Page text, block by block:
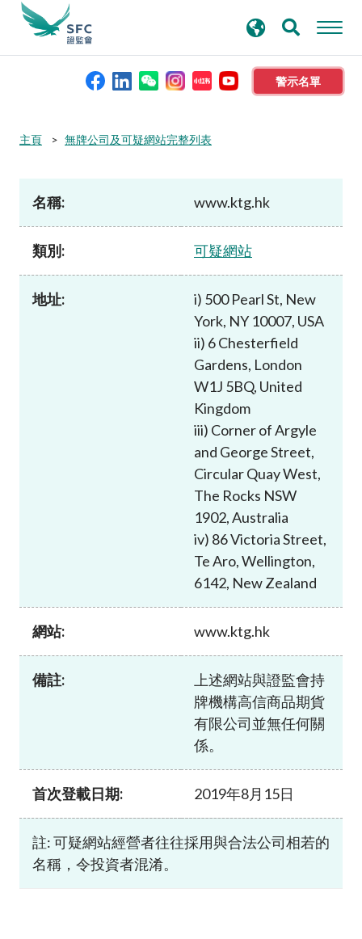
警示名單
本會簡介
規則及標準
資料庫
尋
主頁 無牌公司及可疑網站完整列表
名稱: www.ktg.hk
類別: 可疑網站
地址:
i) 500 Pearl St, New
York, NY 10007, USA
ii) 6 Chesterfield
Gardens, London
W1J 5BQ, United
Kingdom
iii) Corner of Argyle
and George Street,
Circular Quay West,
The Rocks NSW
1902, Australia
iv) 86 Victoria Street,
Te Aro, Wellington,
6142, New Zealand
網站: www.ktg.hk
備註:
上述網站與證監會持
牌機構高信商品期貨
有限公司並無任何關
係。
首次登載日期: 2019年8月15日
註: 可疑網站經營者往往採用與合法公司相若的
名稱，令投資者混淆。